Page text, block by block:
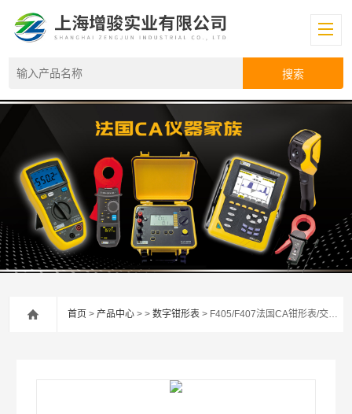
首页 >产品中心 > >数字钳形表 > F405/F407法国CA钳形表/交直流钳表